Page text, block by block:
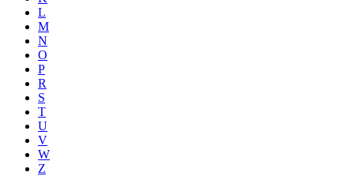
L
M
N
O
P
R
S
T
U
V
W
Z